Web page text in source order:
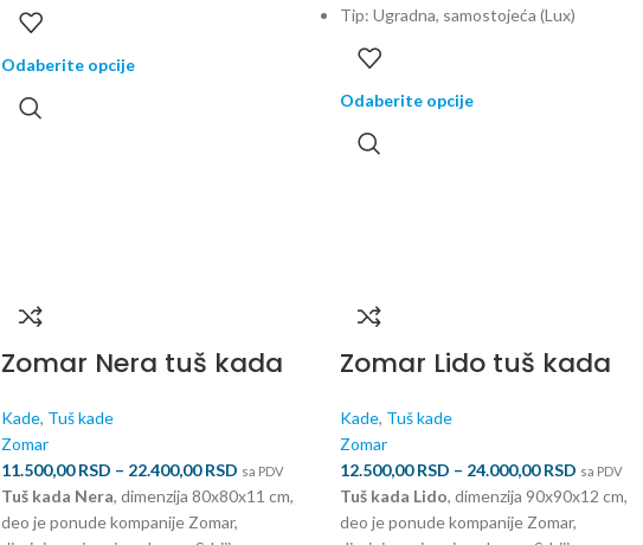
Odaberite opcije
Tip: Ugradna, samostojeća (Lux)
Odaberite opcije
Zomar Nera tuš kada
Kade, Tuš kade
Zomar
11.500,00RSD – 22.400,00RSD sa PDV
Tuš kada Nera, dimenzija 80x80x11 cm,
deo je ponude kompanije Zomar,
Zomar Lido tuš kada
Kade, Tuš kade
Zomar
12.500,00RSD – 24.000,00RSD sa PDV
Tuš kada Lido, dimenzija 90x90x12 cm,
deo je ponude kompanije Zomar,